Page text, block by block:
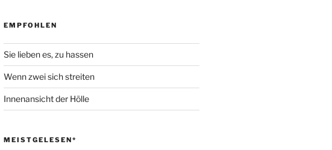
EMPFOHLEN
Sie lieben es, zu hassen
Wenn zwei sich streiten
Innenansicht der Hölle
MEISTGELESEN*